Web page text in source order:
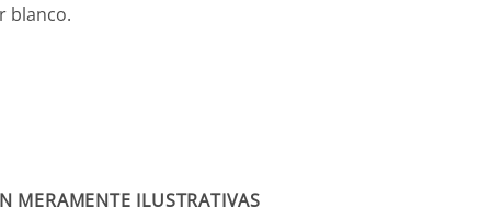
blanco.
MERAMENTE ILUSTRATIVAS